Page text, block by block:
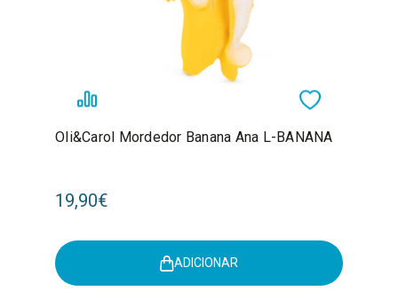
Oli&Carol Mordedor Banana Ana L-BANANA
19,90€
ADICIONAR